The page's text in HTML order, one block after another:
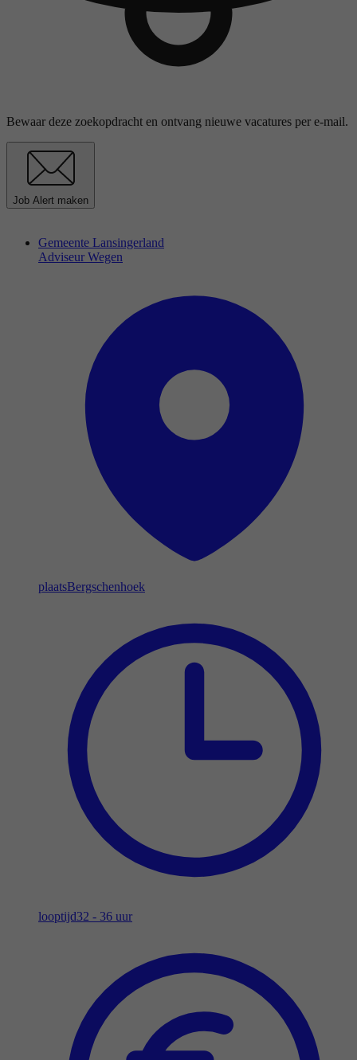
Bewaar deze zoekopdracht en ontvang nieuwe vacatures per e-mail.
Job Alert maken
Gemeente Lansingerland
Adviseur Wegen
plaatsBergschenhoek
looptijd32 - 36 uur